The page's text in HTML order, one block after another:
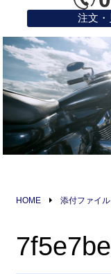
注文
HOME 添付ファイル